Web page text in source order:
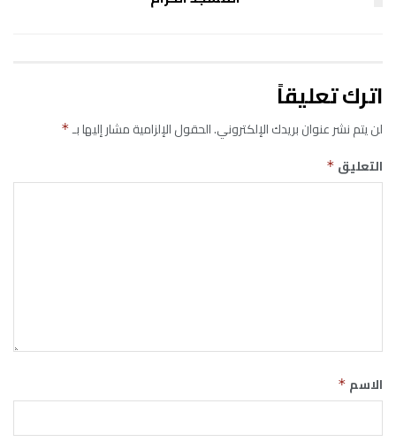
اترك تعليقاً
لن يتم نشر عنوان بريدك الإلكتروني.الحقول الإلزامية مشار إليها بـ*
التعليق *
الاسم *